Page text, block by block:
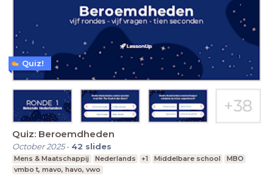
Quiz: Beroemdheden
October 2025- 42 slides
Mens & Maatschappij Nederlands +1 Middelbare school
MBO
vmbo t, mavo, havo, vwo
Quiz!